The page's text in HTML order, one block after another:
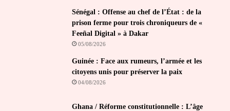
Sénégal : Offense au chef de l’État : de la
prison ferme pour trois chroniqueurs de «
Feeñal Digital » à Dakar
05/08/2026
Guinée : Face aux rumeurs, l’armée et les
citoyens unis pour préserver la paix
04/08/2026
Ghana / Réforme constitutionnelle : L’âge